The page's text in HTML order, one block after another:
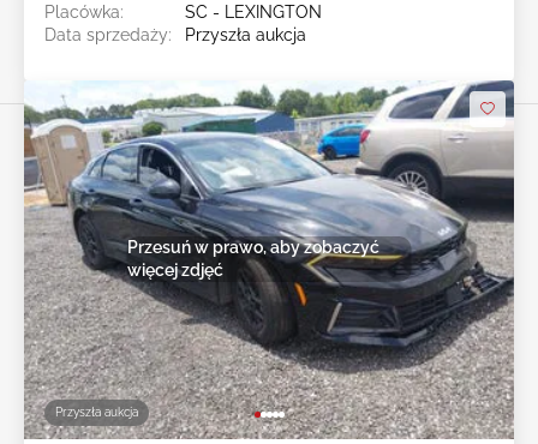
Placówka:
SC - LEXINGTON
Data sprzedaży:
Przyszła aukcja
Przyszła aukcja
Przesuń w prawo, aby zobaczyć
więcej zdjęć